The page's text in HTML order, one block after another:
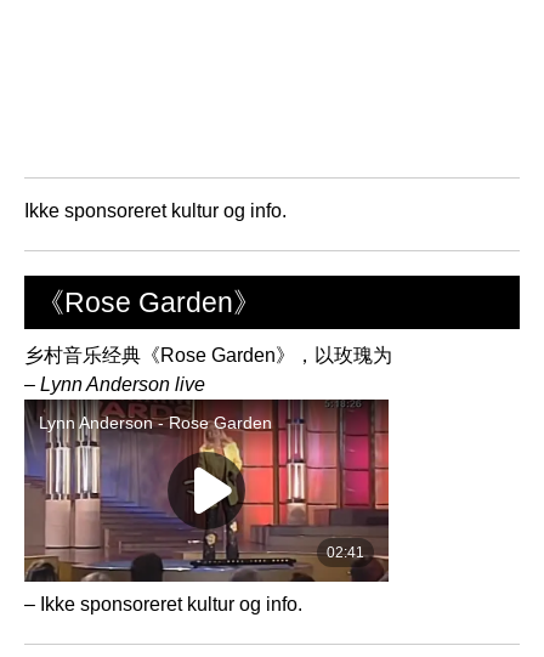
Ikke sponsoreret kultur og info.
《Rose Garden》
乡村音乐经典《Rose Garden》，以玫瑰为
– Lynn Anderson live
– Ikke sponsoreret kultur og info.